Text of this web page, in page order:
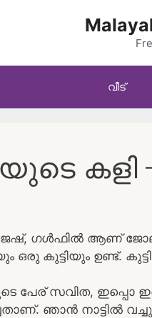
വീട്
കളി
ഗൾഫിൽ ആണ്
ഒരു കുട്ടിയും ഉണ്ട്.
പേര് സവിത, ഇപ്പൊ
ഞാൻ നാട്ടിൽ